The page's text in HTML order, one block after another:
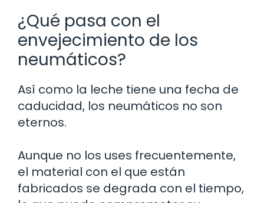
¿Qué pasa con el
envejecimiento de los
neumáticos?
Así como la leche tiene una fecha de
caducidad, los neumáticos no son
eternos.
Aunque no los uses frecuentemente,
el material con el que están
fabricados se degrada con el tiempo,